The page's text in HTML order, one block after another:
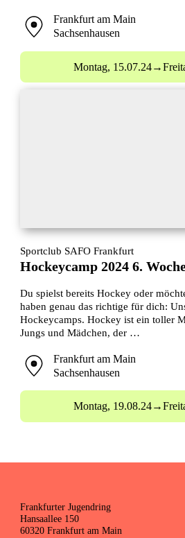
Frankfurt am Main
Sachsenhausen
Montag, 15.07.24→
Sportclub SAFO Frankfurt
Hockeycamp 2024 6.
Du spielst bereits Hockey oder
haben genau das richtige für dich:
Hockeycamps. Hockey ist ein toller
Jungs und Mädchen, der …
Frankfurt am Main
Sachsenhausen
Montag, 19.08.24→
Frankfurter Jugendring
Hansaallee 150
60320 Frankfurt am Main